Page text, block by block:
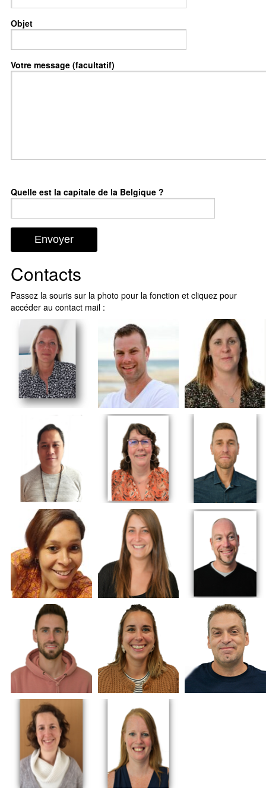
Objet
Votre message (facultatif)
Quelle est la capitale de la Belgique ?
Contacts
Passez la souris sur la photo pour la fonction et cliquez pour
accéder au contact mail :